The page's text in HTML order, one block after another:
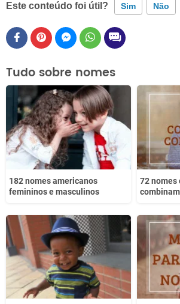
Este conteúdo foi útil? Sim Não
Este conteúdo contém informação
Este conteúdo não tem a informação que
Outro
Tudo sobre nomes
182 nomes americanos
femininos e masculinos
72 nomes